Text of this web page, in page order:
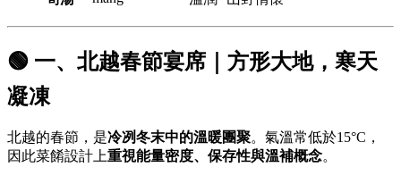
🟢 一、北越春節宴席｜方形大地，寒天
凝凍
北越的春節，是冷冽冬末中的溫暖團聚。氣溫常低於15°C，
因此菜餚設計上重視能量密度、保存性與溫補概念。